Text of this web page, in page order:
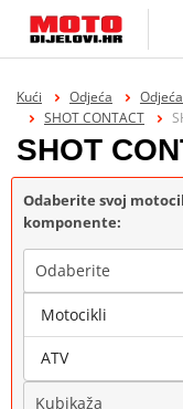
Kući Odjeća
SHOT CONTACT
SHOT
Odaberite svoj
komponente:
Odaberite
Marka
Kubikaža
Motocikli
ATV